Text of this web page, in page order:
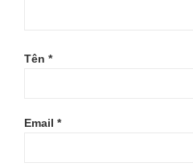
Tên *
Email *